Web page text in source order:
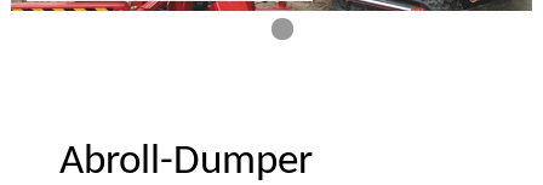
Abroll-Dumper